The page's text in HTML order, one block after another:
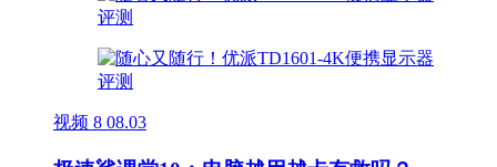
视频 8 08.03